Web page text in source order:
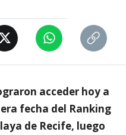
acceder hoy a
fecha del Ranking
de Recife, luego